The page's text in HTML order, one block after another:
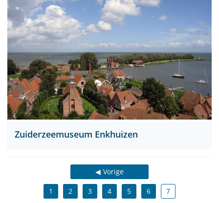
Zuiderzeemuseum Enkhuizen
Vorige
1 2 3 4 5 6 7